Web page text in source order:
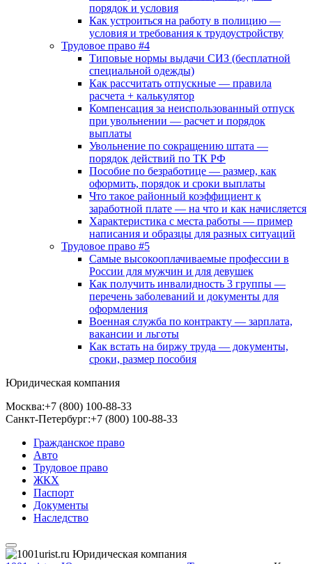
порядок и условия
Как устроиться на работу в полицию —
условия и требования к трудоустройству
Трудовое право #4
Типовые нормы выдачи СИЗ (бесплатной
специальной одежды)
Как рассчитать отпускные — правила
расчета + калькулятор
Компенсация за неиспользованный отпуск
при увольнении — расчет и порядок
выплаты
Увольнение по сокращению штата —
порядок действий по ТК РФ
Пособие по безработице — размер, как
оформить, порядок и сроки выплаты
Что такое районный коэффициент к
заработной плате — на что и как начисляется
Характеристика с места работы — пример
написания и образцы для разных ситуаций
Трудовое право #5
Самые высокооплачиваемые профессии в
России для мужчин и для девушек
Как получить инвалидность 3 группы —
перечень заболеваний и документы для
оформления
Военная служба по контракту — зарплата,
вакансии и льготы
Как встать на биржу труда — документы,
сроки, размер пособия
Юридическая компания
Москва:+7 (800) 100-88-33
Санкт-Петербург:+7 (800) 100-88-33
Гражданское право
Авто
Трудовое право
ЖКХ
Паспорт
Документы
Наследство